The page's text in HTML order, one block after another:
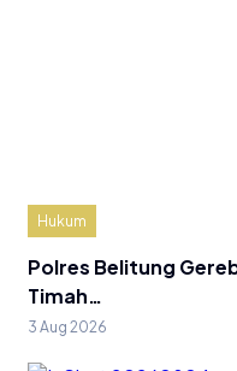
Hukum
Polres Belitung
Timah…
3 Aug 2026